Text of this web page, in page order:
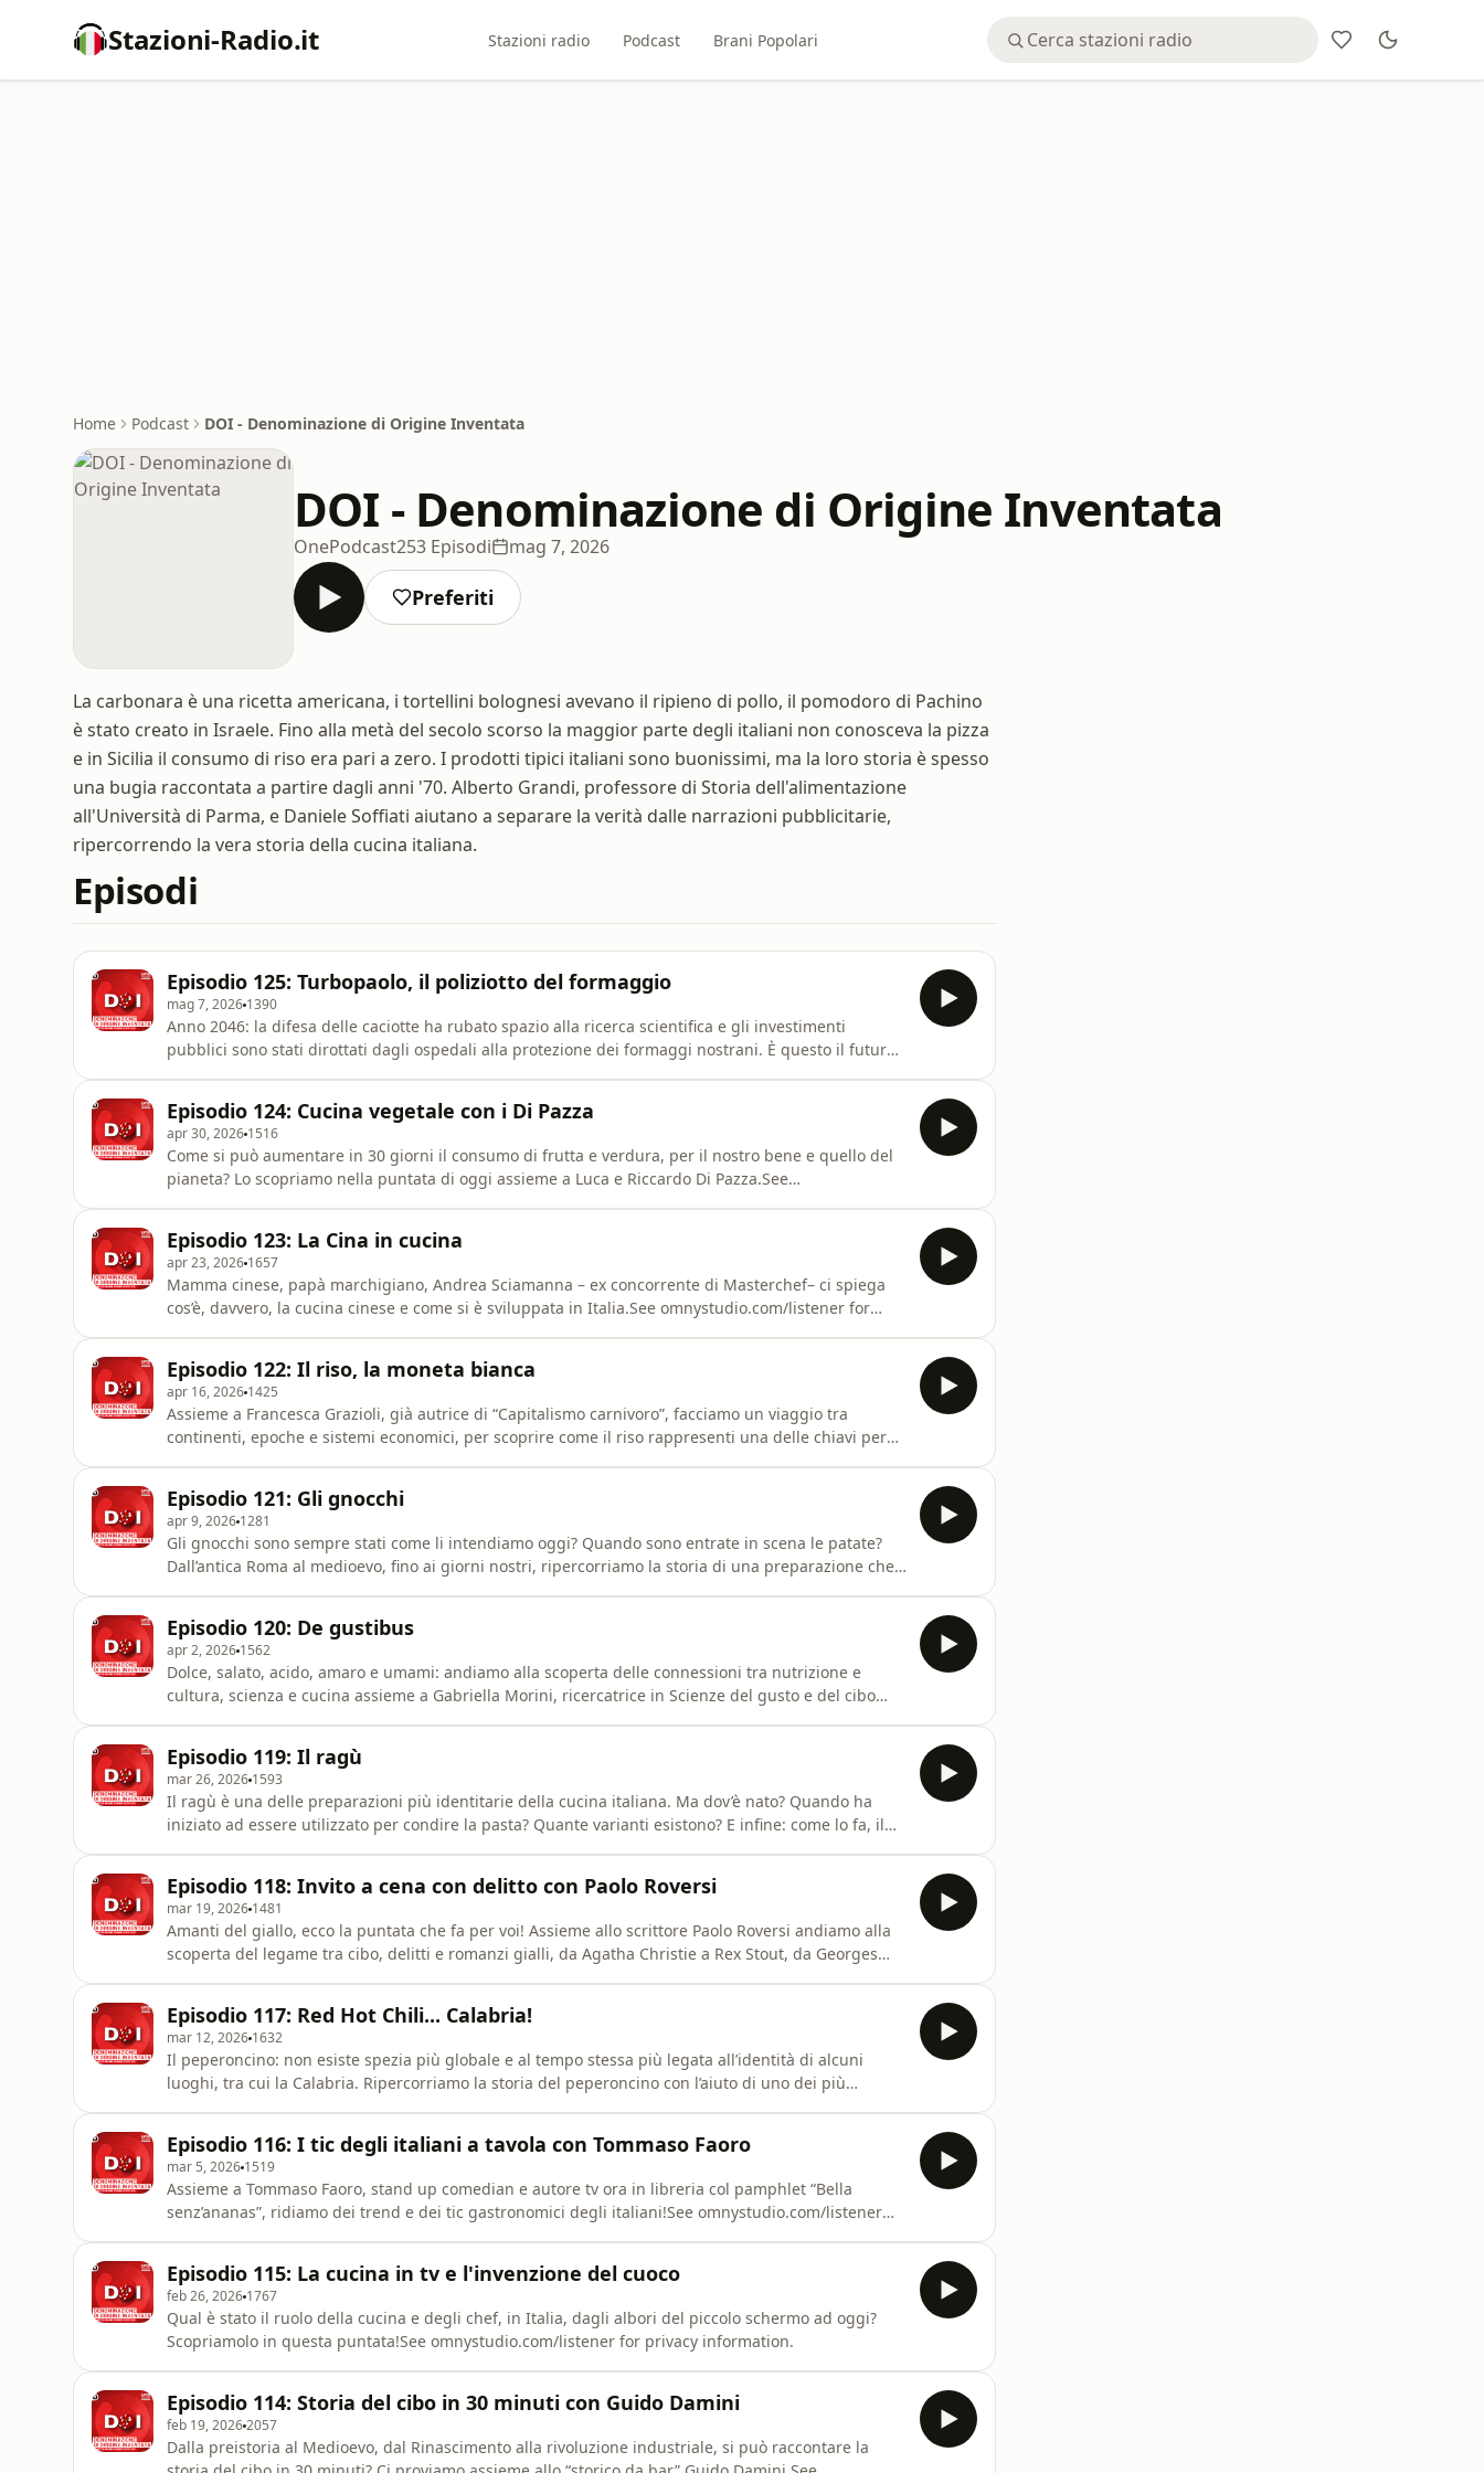
Stazioni-Radio.it Stazioni radio Podcast Brani Popolari
Home Podcast DOI - Denominazione di Origine Inventata
DOI - Denominazione di Origine Inventata
OnePodcast253 Episodi mag 7, 2026
Preferiti
La carbonara è una ricetta americana, i tortellini bolognesi avevano il ripieno di pollo, il pomodoro di Pachino
è stato creato in Israele. Fino alla metà del secolo scorso la maggior parte degli italiani non conosceva la pizza
e in Sicilia il consumo di riso era pari a zero. I prodotti tipici italiani sono buonissimi, ma la loro storia è spesso
una bugia raccontata a partire dagli anni '70. Alberto Grandi, professore di Storia dell'alimentazione
all'Università di Parma, e Daniele Soffiati aiutano a separare la verità dalle narrazioni pubblicitarie,
ripercorrendo la vera storia della cucina italiana.
Episodi
Episodio 125: Turbopaolo, il poliziotto del formaggio
mag 7, 2026 1390
Anno 2046: la difesa delle caciotte ha rubato spazio alla ricerca scientifica e gli investimenti
pubblici sono stati dirottati dagli ospedali alla protezione dei formaggi nostrani. È questo il futuro
omnystudio.com/listener
Episodio 124: Cucina vegetale con i Di Pazza
apr 30, 2026 1516
Come si può aumentare in 30 giorni il consumo di frutta e verdura, per il nostro bene e quello del
pianeta? Lo scopriamo nella puntata di oggi assieme a Luca e Riccardo Di Pazza.See
Episodio 123: La Cina in cucina
apr 23, 2026 1657
Mamma cinese, papà marchigiano, Andrea Sciamanna – ex concorrente di Masterchef– ci spiega
cos’è, davvero, la cucina cinese e come si è sviluppata in Italia.See omnystudio.com/listener for
Episodio 122: Il riso, la moneta bianca
apr 16, 2026 1425
Assieme a Francesca Grazioli, già autrice di “Capitalismo carnivoro”, facciamo un viaggio tra
continenti, epoche e sistemi economici, per scoprire come il riso rappresenti una delle chiavi per
Episodio 121: Gli gnocchi
apr 9, 2026 1281
Gli gnocchi sono sempre stati come li intendiamo oggi? Quando sono entrate in scena le patate?
Dall’antica Roma al medioevo, fino ai giorni nostri, ripercorriamo la storia di una preparazione che
Episodio 120: De gustibus
apr 2, 2026 1562
Dolce, salato, acido, amaro e umami: andiamo alla scoperta delle connessioni tra nutrizione e
cultura, scienza e cucina assieme a Gabriella Morini, ricercatrice in Scienze del gusto e del cibo
Episodio 119: Il ragù
mar 26, 2026 1593
Il ragù è una delle preparazioni più identitarie della cucina italiana. Ma dov’è nato? Quando ha
iniziato ad essere utilizzato per condire la pasta? Quante varianti esistono? E infine: come lo fa, il
Episodio 118: Invito a cena con delitto con Paolo Roversi
mar 19, 2026 1481
Amanti del giallo, ecco la puntata che fa per voi! Assieme allo scrittore Paolo Roversi andiamo alla
scoperta del legame tra cibo, delitti e romanzi gialli, da Agatha Christie a Rex Stout, da Georges
Episodio 117: Red Hot Chili... Calabria!
mar 12, 2026 1632
Il peperoncino: non esiste spezia più globale e al tempo stessa più legata all’identità di alcuni
luoghi, tra cui la Calabria. Ripercorriamo la storia del peperoncino con l’aiuto di uno dei più
Episodio 116: I tic degli italiani a tavola con Tommaso Faoro
mar 5, 2026 1519
Assieme a Tommaso Faoro, stand up comedian e autore tv ora in libreria col pamphlet “Bella
senz’ananas”, ridiamo dei trend e dei tic gastronomici degli italiani!See omnystudio.com/listener
Episodio 115: La cucina in tv e l'invenzione del cuoco
feb 26, 2026 1767
Qual è stato il ruolo della cucina e degli chef, in Italia, dagli albori del piccolo schermo ad oggi?
Scopriamolo in questa puntata!See omnystudio.com/listener for privacy information.
Episodio 114: Storia del cibo in 30 minuti con Guido Damini
feb 19, 20262057
Dalla preistoria al Medioevo, dal Rinascimento alla rivoluzione industriale, si può raccontare la